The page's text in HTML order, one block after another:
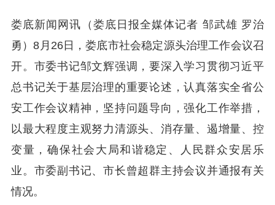
娄底新闻网讯（娄底日报全媒体记者 邹武雄 罗治
勇）8月26日，娄底市社会稳定源头治理工作会议召
开。市委书记邹文辉强调，要深入学习贯彻习近平
总书记关于基层治理的重要论述，认真落实全省公
安工作会议精神，坚持问题导向，强化工作举措，
以最大程度主观努力清源头、消存量、遏增量、控
变量，确保社会大局和谐稳定、人民群众安居乐
业。市委副书记、市长曾超群主持会议并通报有关
情况。